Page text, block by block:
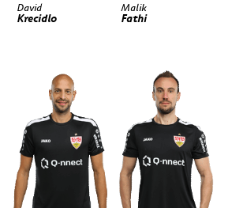
David
Krecidlo
Malik
Fathi